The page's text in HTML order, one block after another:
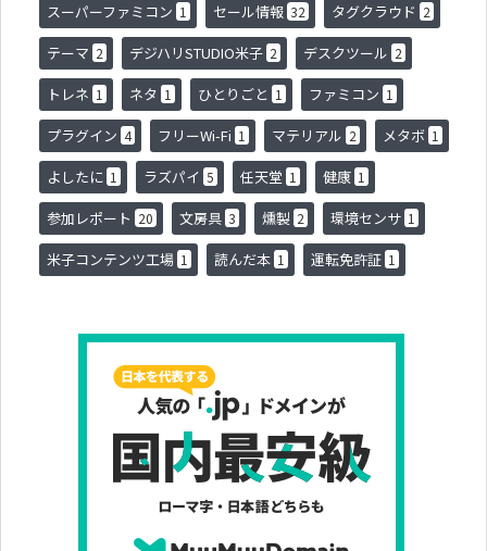
スーパーファミコン 1 セール情報 32 タグクラウド 2
テーマ 2 デジハリSTUDIO米子 2 デスクツール 2
トレネ 1 ネタ 1 ひとりごと 1 ファミコン 1
プラグイン 4 フリーWi-Fi 1 マテリアル 2 メタボ 1
よしたに 1 ラズパイ 5 任天堂 1 健康 1
参加レポート 20 文房具 3 燻製 2 環境センサ 1
米子コンテンツ工場 1 読んだ本 1 運転免許証 1